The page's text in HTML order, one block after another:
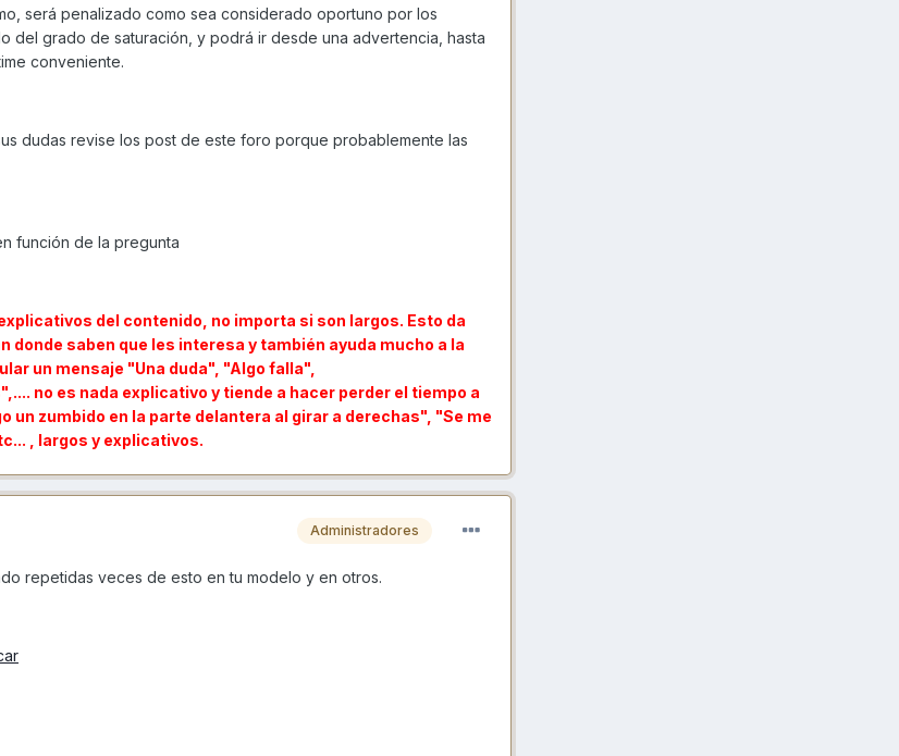
será penalizado como sea considerado oportuno por los
del grado de saturación, y podrá ir desde una advertencia, hasta
conveniente.
dudas revise los post de este foro porque probablemente las
función de la pregunta
del contenido, no importa si son largos. Esto da
donde saben que les interesa y también ayuda mucho a la
un mensaje "Una duda", "Algo falla",
no es nada explicativo y tiende a hacer perder el tiempo a
zumbido en la parte delantera al girar a derechas", "Se me
, largos y explicativos.
Administradores
repetidas veces de esto en tu modelo y en otros.